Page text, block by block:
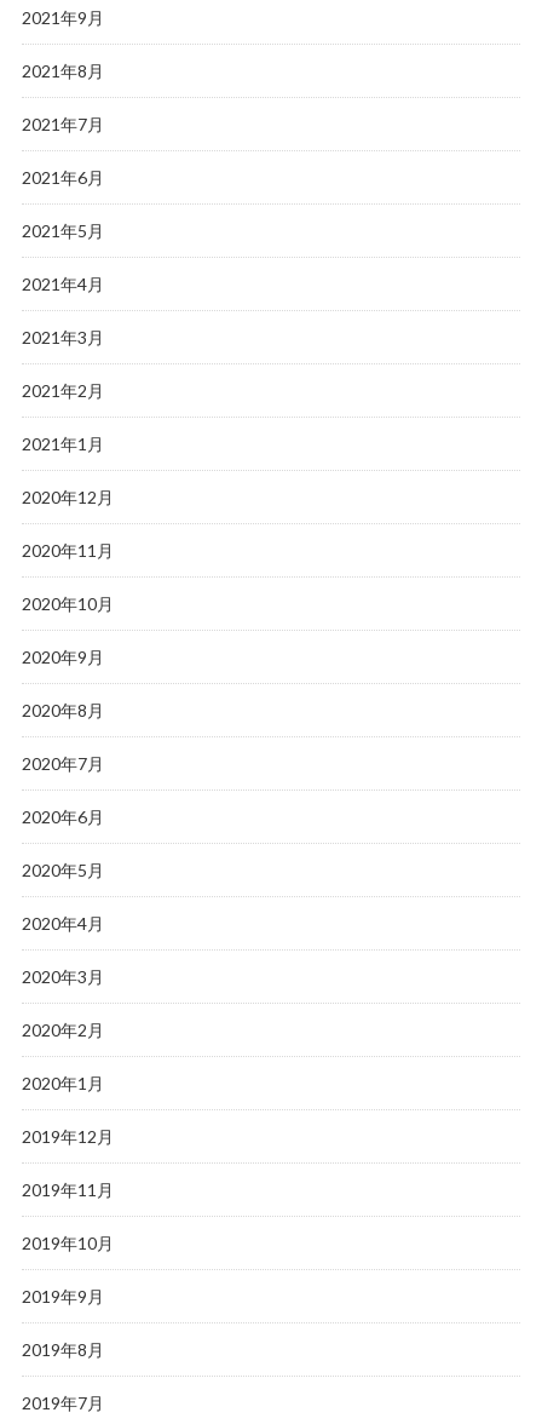
2021年9月
2021年8月
2021年7月
2021年6月
2021年5月
2021年4月
2021年3月
2021年2月
2021年1月
2020年12月
2020年11月
2020年10月
2020年9月
2020年8月
2020年7月
2020年6月
2020年5月
2020年4月
2020年3月
2020年2月
2020年1月
2019年12月
2019年11月
2019年10月
2019年9月
2019年8月
2019年7月